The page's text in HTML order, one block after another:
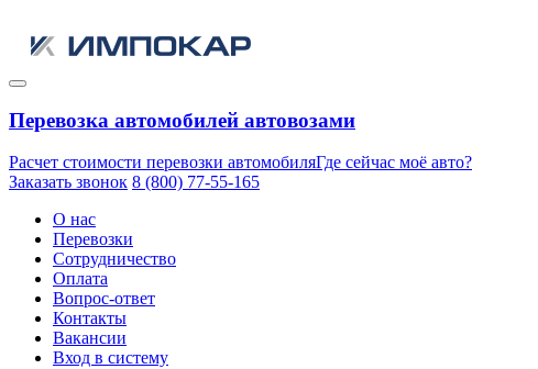
Перевозка автомобилей автовозами
Расчет стоимости перевозки автомобиляГде сейчас моё авто?
Заказать звонок 8 (800) 77-55-165
О нас
Перевозки
Сотрудничество
Оплата
Вопрос-ответ
Контакты
Вакансии
Вход в систему